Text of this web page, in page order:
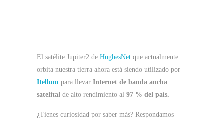
El satélite Jupiter2 de HughesNet que actualmente
orbita nuestra tierra ahora está siendo utilizado por
Itellum para llevar Internet de banda ancha
satelital de alto rendimiento al 97 % del país.
¿Tienes curiosidad por saber más? Respondamos